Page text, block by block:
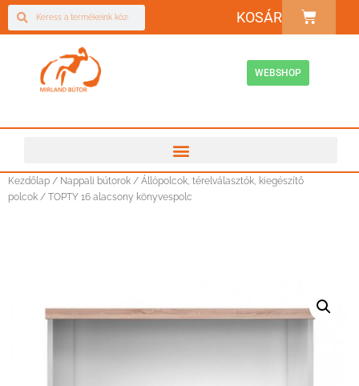
KOSÁR
WEBSHOP
Kezdőlap / Nappali bútorok / Állópolcok, térelválasztók, kiegészítő
polcok / TOPTY 16 alacsony könyvespolc